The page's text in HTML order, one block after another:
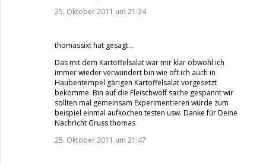
25. Oktober 2011 um 21:24
thomassixthat gesagt…
Das mit dem Kartoffelsalat war mir klar obwohl ich
immer wieder verwundert bin wie oft ich auch in
Haubentempel gärigen Kartoffelsalat vorgesetzt
bekomme. Bin auf die Fleischwolf sache gespannt wir
sollten mal gemeinsam Experimentieren würde zum
beispiel einmal aufkochen testen usw. Danke für Deine
Nachricht Gruss thomas
25. Oktober 2011 um 21:47